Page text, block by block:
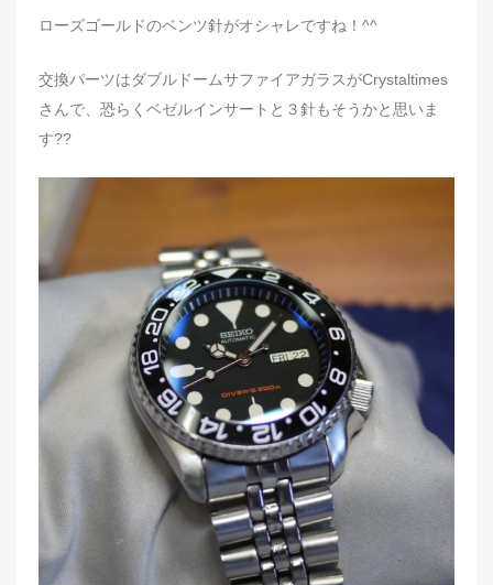
ローズゴールドのベンツ針がオシャレですね！^^
交換パーツはダブルドームサファイアガラスがCrystaltimes
さんで、恐らくベゼルインサートと３針もそうかと思いま
す??